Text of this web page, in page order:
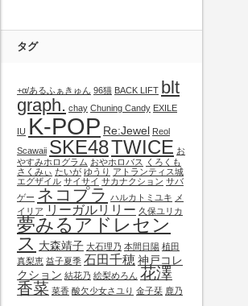
タグ
+α/あるふぁきゅん 96猫 BACK LIFT blt
graph. chay Chuning Candy EXILE
IU K-POP Re:Jewel Reol
Scawaii SKE48TWICE お
やすみホログラム おやホロバス
くろくも
さくみぃ たいが ゆうり アトランティス城
エグザイル サイサイ サカナクション サバ
ゲー ネコプラ ハルカトミユキ メ
イリア リーガルリリー 久保ユリカ
夢みるアドレセン
ス 大森靖子 大石理乃 本間日陽 植田
真梨恵 益子夏季 石田千穂神戸コレ
クション 結花乃 絵梨めろん 花澤
香菜 菜香 酸欠少女さユり 金子栞 鹿乃